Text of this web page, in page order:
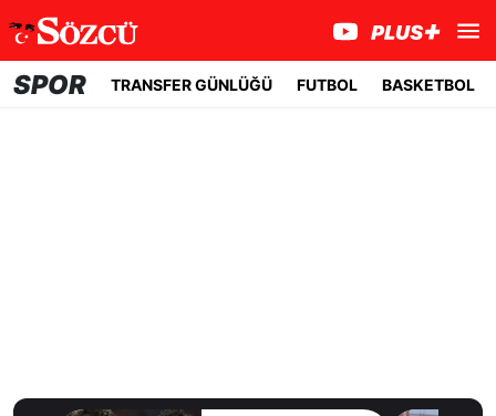
SPOR TRANSFER GÜNLÜĞÜ FUTBOL BASKETBOL